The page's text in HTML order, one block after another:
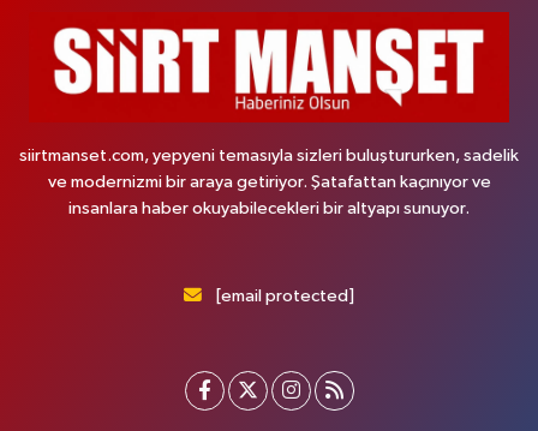
siirtmanset.com, yepyeni temasıyla sizleri buluştururken, sadelik
ve modernizmi bir araya getiriyor. Şatafattan kaçınıyor ve
insanlara haber okuyabilecekleri bir altyapı sunuyor.
[email protected]